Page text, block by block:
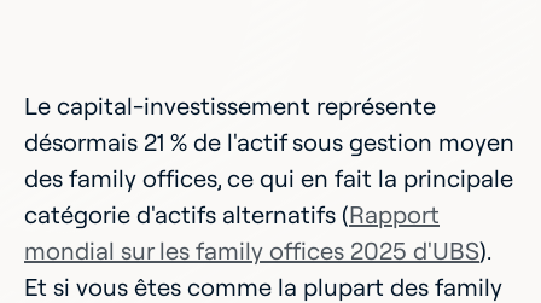
Le capital-investissement représente
désormais 21 % de l'actif sous gestion moyen
des family offices, ce qui en fait la principale
catégorie d'actifs alternatifs (Rapport
mondial sur les family offices 2025 d'UBS).
Et si vous êtes comme la plupart des family